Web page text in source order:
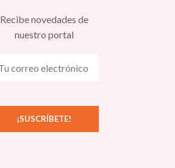
Recibe novedades de
nuestro portal